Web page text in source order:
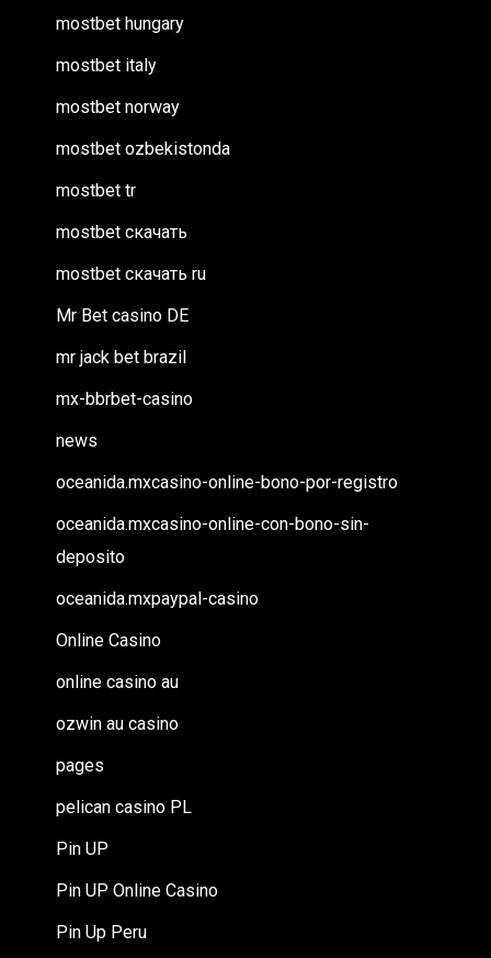
mostbet hungary
mostbet italy
mostbet norway
mostbet ozbekistonda
mostbet tr
mostbet скачать
mostbet скачать ru
Mr Bet casino DE
mr jack bet brazil
mx-bbrbet-casino
news
oceanida.mxcasino-online-bono-por-registro
oceanida.mxcasino-online-con-bono-sin-
deposito
oceanida.mxpaypal-casino
Online Casino
online casino au
ozwin au casino
pages
pelican casino PL
Pin UP
Pin UP Online Casino
Pin Up Peru